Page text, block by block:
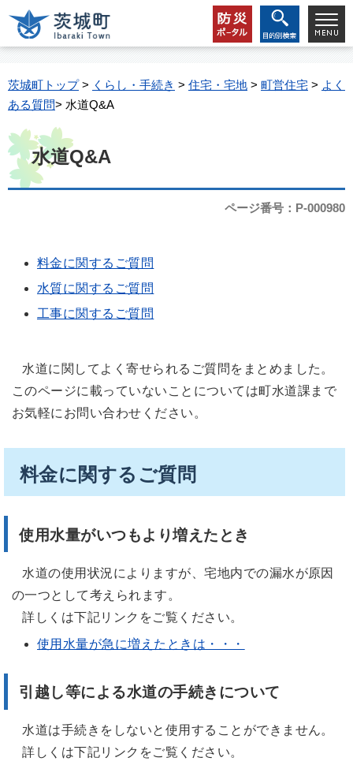
茨城町トップ> くらし・手続き > 住宅・宅地 > 町営住宅 > よく
ある質問> 水道Q&A
水道Q&A
ページ番号：P-000980
料金に関するご質問
水質に関するご質問
工事に関するご質問
水道に関してよく寄せられるご質問をまとめました。
このページに載っていないことについては町水道課まで
お気軽にお問い合わせください。
料金に関するご質問
使用水量がいつもより増えたとき
水道の使用状況によりますが、宅地内での漏水が原因
の一つとして考えられます。
詳しくは下記リンクをご覧ください。
使用水量が急に増えたときは・・・
引越し等による水道の手続きについて
水道は手続きをしないと使用することができません。
詳しくは下記リンクをご覧ください。